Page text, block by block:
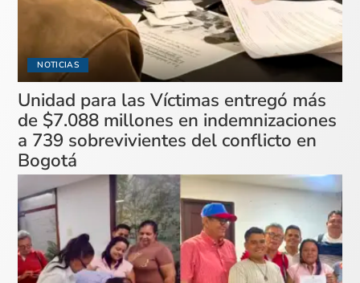
NOTICIAS
Unidad para las Víctimas entregó más
de $7.088 millones en indemnizaciones
a 739 sobrevivientes del conflicto en
Bogotá